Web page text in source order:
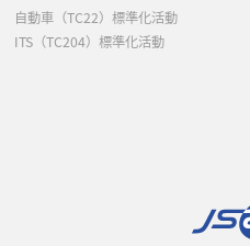
自動車（TC22）標準化活動
ITS（TC204）標準化活動